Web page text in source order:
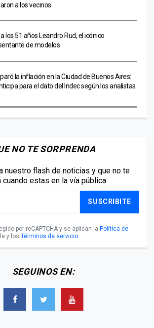
a los vecinos
los 51 años Leandro Rud, el icónico
de modelos
la inflación en la Ciudad de Buenos Aires:
para el dato del Indec según los analistas
NO TE SORPRENDA
nuestro flash de noticias y que no te
cuando estas en la vía pública.
SUSCRIBITE
por reCAPTCHA y se aplican la Política de
y los Términos de servicio.
SEGUINOS EN: